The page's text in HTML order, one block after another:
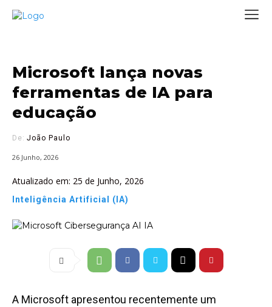
Microsoft lança novas
ferramentas de IA para
educação
De: João Paulo
26 Junho, 2026
Atualizado em: 25 de Junho, 2026
Inteligência Artificial (IA)
A Microsoft apresentou recentemente um